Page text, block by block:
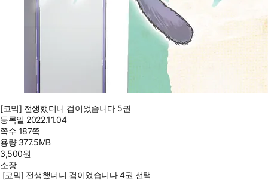
[코믹] 전생했더니 검이었습니다 5권
등록일 2022.11.04
쪽수 187쪽
용량 377.5MB
3,500원
소장
[코믹] 전생했더니 검이었습니다 4권 선택